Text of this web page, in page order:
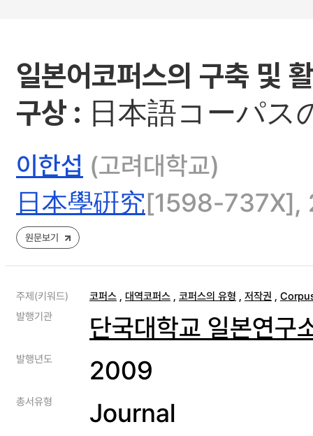
일본어코퍼스의 구축 및
구상 : 日本語コーパ
이한섭 (고려대학교)
日本學硏究[1598-
원문보기
주제(키워드) 코퍼스 , 대역코퍼스 , 코퍼스의 유형 , 저작권 ,
발행기관
단국대학교 일본연구
발행년도 2009
총서유형 Journal